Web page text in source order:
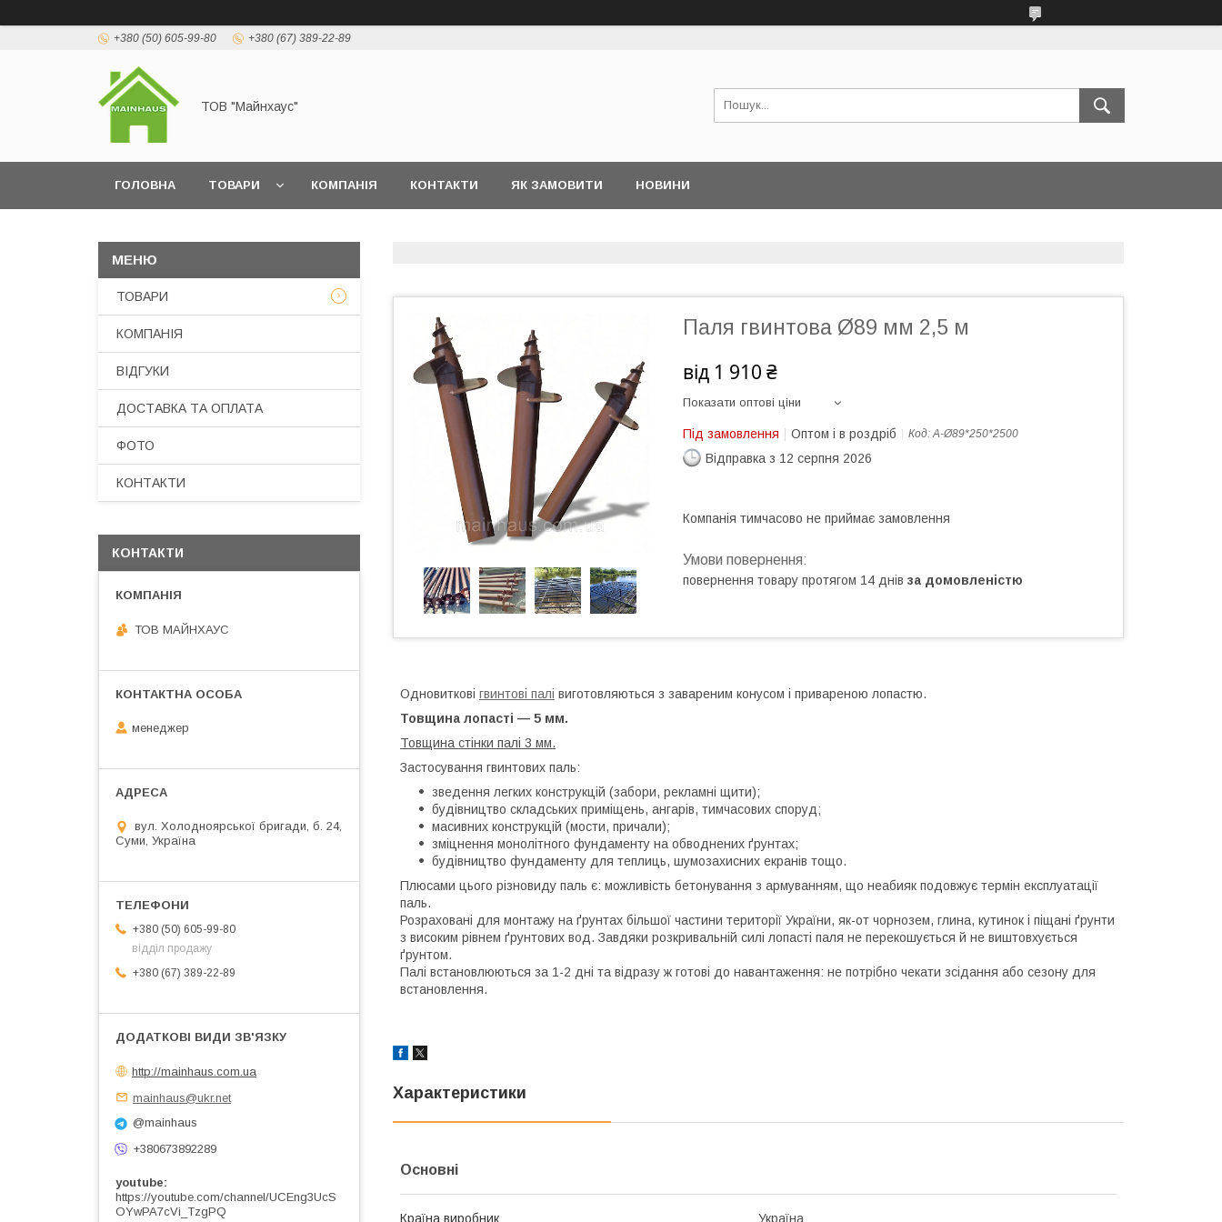
+380 (50) 605-99-80 +380 (67) 389-22-89
ТОВ "Майнхаус"
ГОЛОВНА ТОВАРИ КОМПАНІЯ КОНТАКТИ ЯК ЗАМОВИТИ НОВИНИ
Паля гвинтова Ø89 мм 2,5 м
від 1 910 ₴
Показати оптові ціни
Під замовлення Оптом і в роздріб Код:A-Ø89*250*2500
Відправка з 12 серпня 2026
Компанія тимчасово не приймає замовлення
повернення товару протягом 14 днів за домовленістю
Одновиткові гвинтові палі виготовляються з завареним конусом і привареною лопастю.
Товщина лопасті — 5 мм.
Товщина стінки палі 3 мм.
Застосування гвинтових паль:
зведення легких конструкцій (забори, рекламні щити);
будівництво складських приміщень, ангарів, тимчасових споруд;
масивних конструкцій (мости, причали);
зміцнення монолітного фундаменту на обводнених ґрунтах;
будівництво фундаменту для теплиць, шумозахисних екранів тощо.
Плюсами цього різновиду паль є: можливість бетонування з армуванням, що неабияк подовжує термін експлуатації
паль.
Розраховані для монтажу на ґрунтах більшої частини території України, як-от чорнозем, глина, кутинок і піщані ґрунти
з високим рівнем ґрунтових вод. Завдяки розкривальній силі лопасті паля не перекошується й не виштовхується
ґрунтом.
Палі встановлюються за 1-2 дні та відразу ж готові до навантаження: не потрібно чекати зсідання або сезону для
встановлення.
Характеристики
Основні
Країна виробник Україна
ТОВАРИ
КОМПАНІЯ
ВІДГУКИ
ДОСТАВКА ТА ОПЛАТА
ФОТО
КОНТАКТИ
КОНТАКТИ
ТОВ МАЙНХАУС
менеджер
вул. Холодноярської бригади, б. 24,
Суми, Україна
+380 (50) 605-99-80
відділ продажу
+380 (67) 389-22-89
http://mainhaus.com.ua
mainhaus@ukr.net
@mainhaus
+380673892289
youtube
https://youtube.com/channel/UCEng3UcS
OYwPA7cVi_TzgPQ